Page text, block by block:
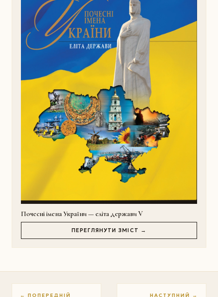
Почесні імена України — еліта держави V
ПЕРЕГЛЯНУТИ ЗМІСТ →
← ПОПЕРЕДНІЙ НАСТУПНИЙ →